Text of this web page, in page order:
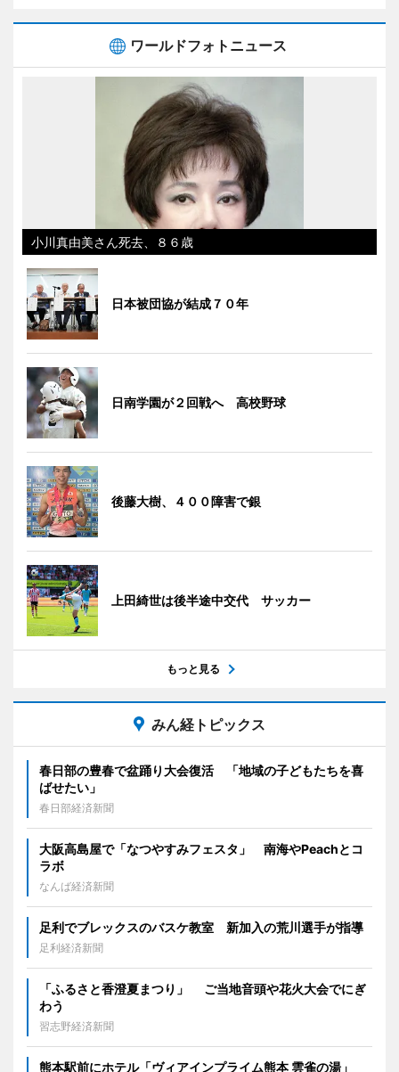
ワールドフォトニュース
小川真由美さん死去、８６歳
日本被団協が結成７０年
日南学園が２回戦へ 高校野球
後藤大樹、４００障害で銀
上田綺世は後半途中交代 サッカー
もっと見る
みん経トピックス
春日部の豊春で盆踊り大会復活 「地域の子どもたちを喜
ばせたい」
春日部経済新聞
大阪高島屋で「なつやすみフェスタ」 南海やPeachとコ
ラボ
なんば経済新聞
足利でブレックスのバスケ教室 新加入の荒川選手が指導
足利経済新聞
「ふるさと香澄夏まつり」 ご当地音頭や花火大会でにぎ
わう
習志野経済新聞
熊本駅前にホテル「ヴィアインプライム熊本 雲雀の湯」